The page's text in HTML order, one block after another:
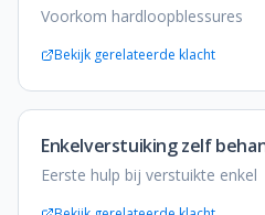
Voorkom hardloopblessures
Bekijk gerelateerde klacht
Enkelverstuiking zelf
Eerste hulp bij verstuikte enkel